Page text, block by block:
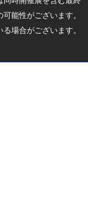
能性がございます。
場合がございます。